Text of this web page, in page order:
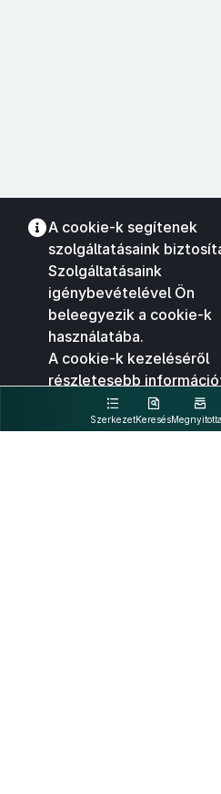
SzerkezetKeresés
A cookie-k segítenek
szolgáltatásaink
Szolgáltatásaink
igénybevételével Ön
beleegyezik a cookie-k
használatába.
A cookie-k kezeléséről
részletesebb
kattintva olvashat.